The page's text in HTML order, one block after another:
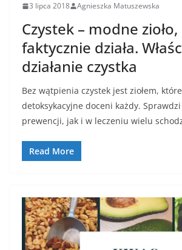
3 lipca 2018 Agnieszka Matuszewska
Czystek – modne
faktycznie działa.
działanie czystka
Bez wątpienia czystek jest ziołem,
detoksykacyjne doceni każdy.
prewencji, jak i w leczeniu wielu
Read More